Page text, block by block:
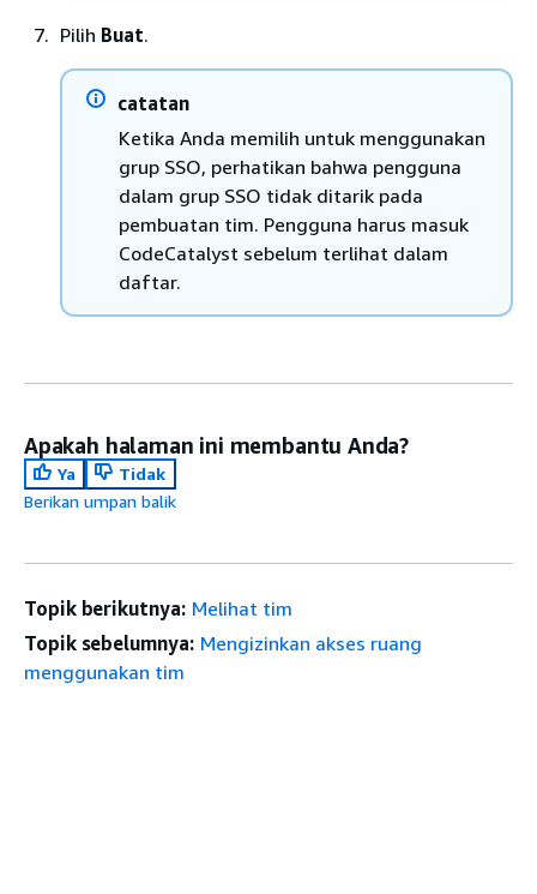
Pilih Buat.
catatan
Ketika Anda memilih untuk menggunakan
grup SSO, perhatikan bahwa pengguna
dalam grup SSO tidak ditarik pada
pembuatan tim. Pengguna harus masuk
CodeCatalyst sebelum terlihat dalam
daftar.
Apakah halaman ini membantu Anda?
Ya
Tidak
Berikan umpan balik
Topik berikutnya: Melihat tim
Topik sebelumnya: Mengizinkan akses ruang
menggunakan tim